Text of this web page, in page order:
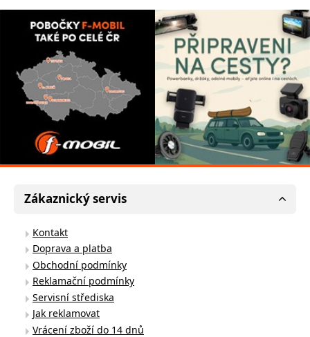
Zákaznický servis
Kontakt
Doprava a platba
Obchodní podmínky
Reklamační podmínky
Servisní střediska
Jak reklamovat
Vrácení zboží do 14 dnů